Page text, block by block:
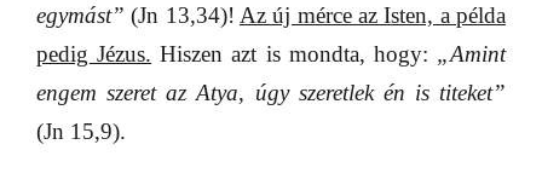
egymást” (Jn 13,34)! Az új mérce az Isten, a példa
pedig Jézus. Hiszen azt is mondta, hogy: „Amint
engem szeret az Atya, úgy szeretlek én is titeket”
(Jn 15,9).